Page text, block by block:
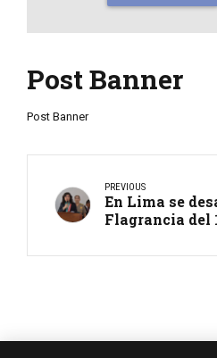
Post Banner
Post Banner
PREVIOUS
En Lima se
Flagrancia del